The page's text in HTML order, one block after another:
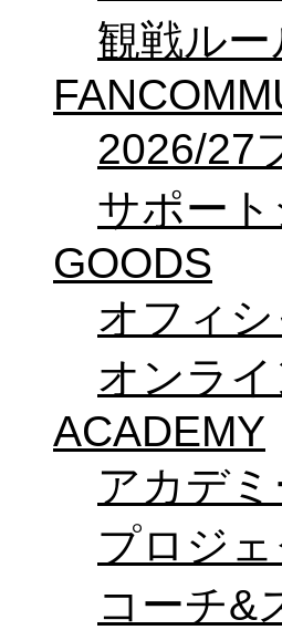
観戦ル
2026/27
サポー
GOODS
オフィ
オンラ
ACADEMY
アカデ
プロジェ
コーチ&